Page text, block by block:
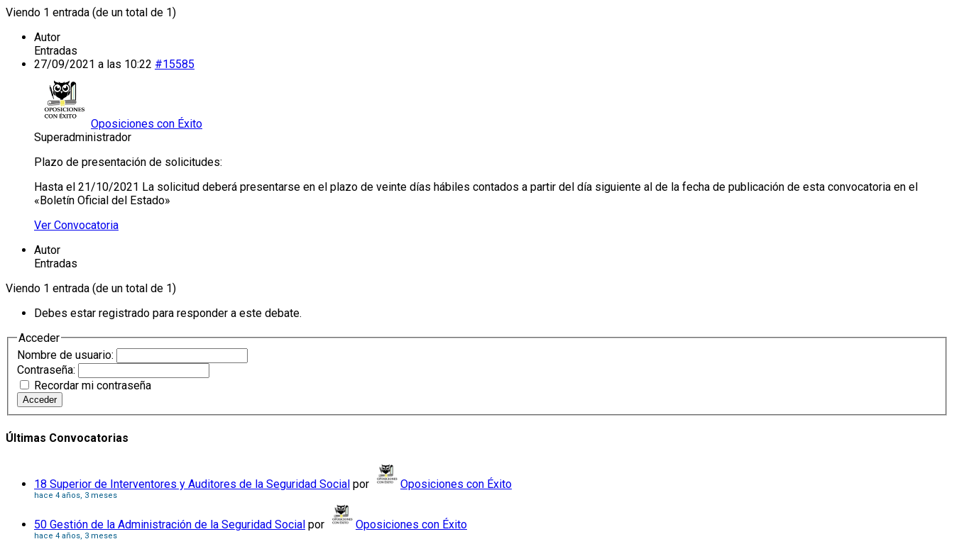
Viendo 1 entrada (de un total de 1)
Autor
Entradas
27/09/2021 a las 10:22 #15585
Oposiciones con Éxito
Superadministrador
Plazo de presentación de solicitudes:
Hasta el 21/10/2021 La solicitud deberá presentarse en el plazo de veinte días hábiles contados a partir del día siguiente al de la fecha de publicación de esta convocatoria en el
«Boletín Oficial del Estado»
Ver Convocatoria
Autor
Entradas
Viendo 1 entrada (de un total de 1)
Debes estar registrado para responder a este debate.
Acceder
Nombre de usuario:
Contraseña:
Recordar mi contraseña
Acceder
Últimas Convocatorias
18 Superior de Interventores y Auditores de la Seguridad Social por Oposiciones con Éxito
hace 4 años, 3 meses
50 Gestión de la Administración de la Seguridad Social por Oposiciones con Éxito
hace 4 años, 3 meses